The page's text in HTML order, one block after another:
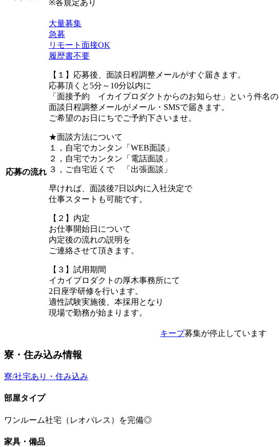
※各規定あり
応募の流れ
大量募集
急募
リモート面接OK
履歴書不要
【１】応募後、面談日程調整メールがすぐ届きます。
応募頂くと5分～10分以内に
「面接予約 イカイプロダクトからのお知らせ」という件名の
面談日程調整メールがメール・SMSで届きます。
ご希望のお日にちでご予約下さいませ。
★面談方法について
１，自宅でカンタン「WEB面談」
２，自宅でカンタン「電話面談」
３，ご自宅近くで 「出張面談」
早ければ、面談後7日以内に入社決定で
仕事スタートも可能です。
【２】内定
お仕事開始日について
内定後の流れの説明を
ご連絡させて頂きます。
【３】試用期間
イカイプロダクトの厚木事務所にて
2日座学研修を行います。
適性試験実施後、本採用となり
現場で勤務が始まります。
キープ募集が停止しています
寮・住み込み情報
寮/社宅あり・住み込み
部屋タイプ
ワンルーム社宅（レオパレス）を完備◎
家具・備品